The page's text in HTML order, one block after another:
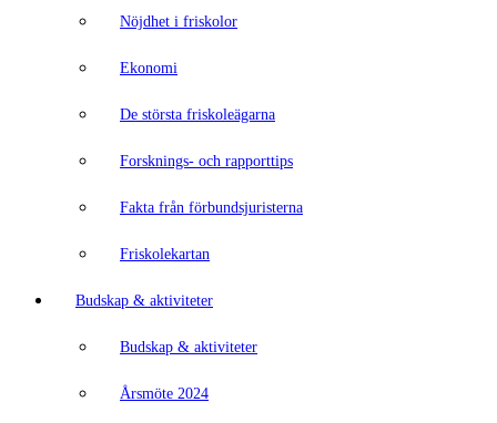
Nöjdhet i friskolor
Ekonomi
De största friskoleägarna
Forsknings- och rapporttips
Fakta från förbundsjuristerna
Friskolekartan
Budskap & aktiviteter
Budskap & aktiviteter
Årsmöte 2024